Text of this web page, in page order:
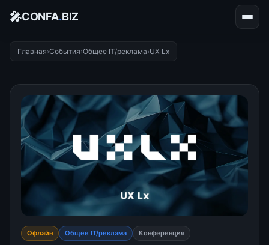
🎤CONFA.BIZ
Главная›События›Общее IT/реклама›UX Lx
Офлайн Общее IT/реклама Конференция